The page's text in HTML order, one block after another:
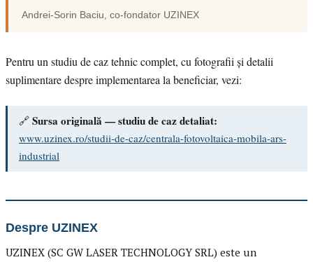
Andrei-Sorin Baciu, co-fondator UZINEX
Pentru un studiu de caz tehnic complet, cu fotografii și detalii
suplimentare despre implementarea la beneficiar, vezi:
🔗 Sursa originală — studiu de caz detaliat:
www.uzinex.ro/studii-de-caz/centrala-fotovoltaica-mobila-ars-
industrial
Despre UZINEX
UZINEX (SC GW LASER TECHNOLOGY SRL) este un